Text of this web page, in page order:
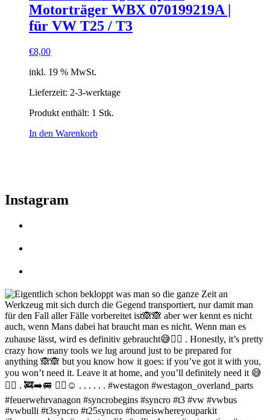
Motorträger WBX 070199219A |
für VW T25 / T3
€8,00
inkl. 19 % MwSt.
Lieferzeit: 2-3-werktage
Produkt enthält: 1 Stk.
In den Warenkorb
Instagram